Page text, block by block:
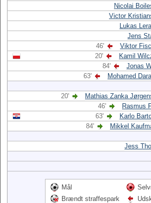
Nicolai
Victor
Lukas
Jens
46'
Viktor
20'
Kamil
84'
Jonas
63'
Mohamed
20' Mathias Zanka
46'
Rasmus
63'
Karlo
84'
Mikkel
Jess
Mål
Brændt straffespark